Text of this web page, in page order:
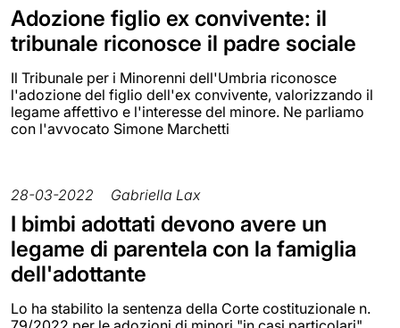
Adozione figlio ex convivente: il
tribunale riconosce il padre sociale
Il Tribunale per i Minorenni dell'Umbria riconosce
l'adozione del figlio dell'ex convivente, valorizzando il
legame affettivo e l'interesse del minore. Ne parliamo
con l'avvocato Simone Marchetti
28-03-2022 Gabriella Lax
I bimbi adottati devono avere un
legame di parentela con la famiglia
dell'adottante
Lo ha stabilito la sentenza della Corte costituzionale n.